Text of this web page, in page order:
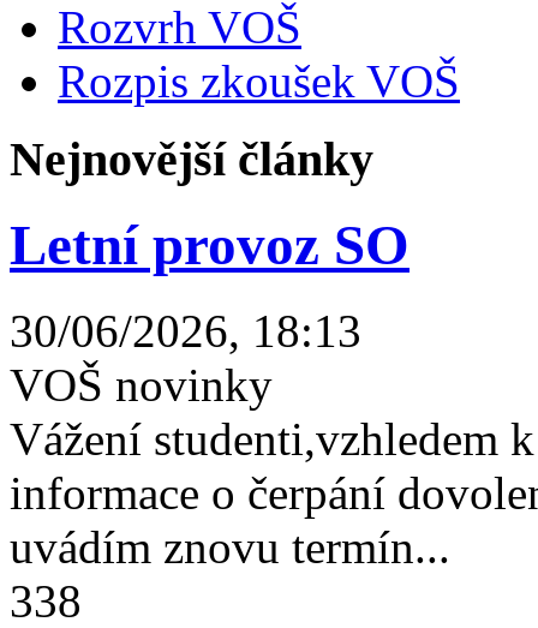
Rozvrh VOŠ
Rozpis zkoušek VOŠ
Nejnovější články
Letní provoz SO
30/06/2026, 18:13
VOŠ novinky
Vážení studenti,vzhledem
informace o čerpání
uvádím znovu termín...
338